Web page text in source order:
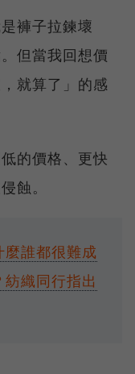
褲子拉鍊壞
但當我回想價
就算了」的感
的價格、更快
蝕。
誰都很難成
織同行指出